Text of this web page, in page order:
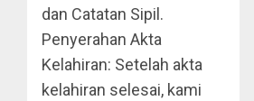
dan Catatan Sipil.
Penyerahan Akta
Kelahiran: Setelah akta
kelahiran selesai, kami